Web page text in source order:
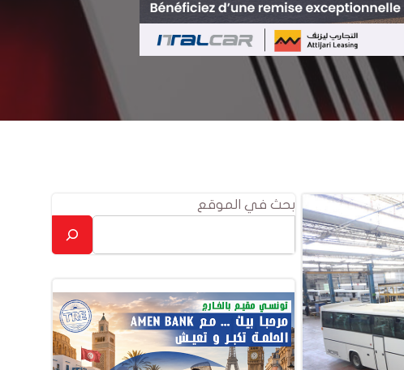
بحث في الموقع